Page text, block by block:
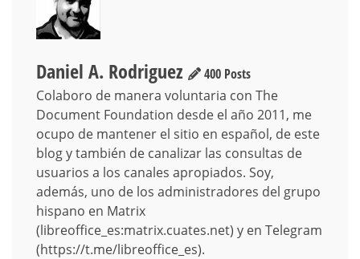
Daniel A. Rodriguez
400 Posts
Colaboro de manera voluntaria con The
Document Foundation desde el año 2011, me
ocupo de mantener el sitio en español, de este
blog y también de canalizar las consultas de
usuarios a los canales apropiados. Soy,
además, uno de los administradores del grupo
hispano en Matrix
(libreoffice_es:matrix.cuates.net) y en Telegram
(https://t.me/libreoffice_es).